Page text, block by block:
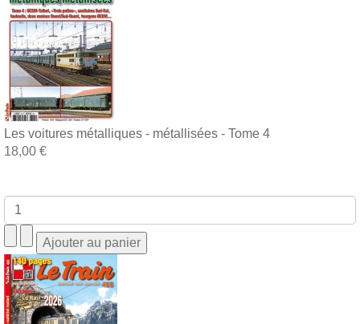
Les voitures métalliques - métallisées - Tome 4
18,00 €